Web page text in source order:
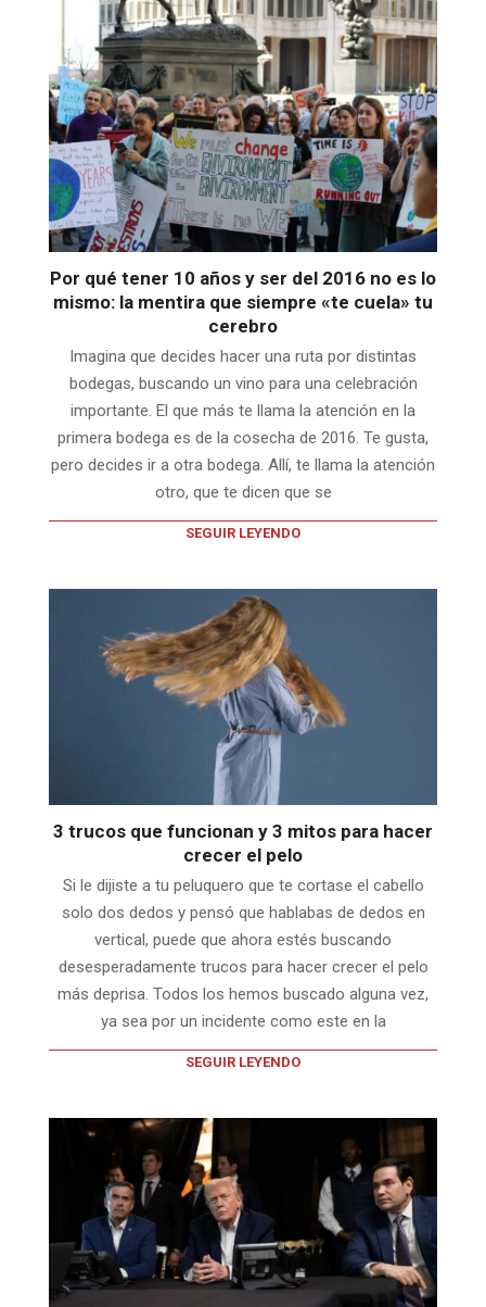
Por qué tener 10 años y ser del 2016 no es lo
mismo: la mentira que siempre «te cuela» tu
cerebro
Imagina que decides hacer una ruta por distintas
bodegas, buscando un vino para una celebración
importante. El que más te llama la atención en la
primera bodega es de la cosecha de 2016. Te gusta,
pero decides ir a otra bodega. Allí, te llama la atención
otro, que te dicen que se
SEGUIR LEYENDO
3 trucos que funcionan y 3 mitos para hacer
crecer el pelo
Si le dijiste a tu peluquero que te cortase el cabello
solo dos dedos y pensó que hablabas de dedos en
vertical, puede que ahora estés buscando
desesperadamente trucos para hacer crecer el pelo
más deprisa. Todos los hemos buscado alguna vez,
ya sea por un incidente como este en la
SEGUIR LEYENDO